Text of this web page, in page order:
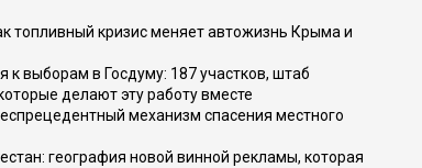
топливный кризис меняет автожизнь Крыма и
к выборам в Госдуму: 187 участков, штаб
делают эту работу вместе
механизм спасения местного
география новой винной рекламы, которая